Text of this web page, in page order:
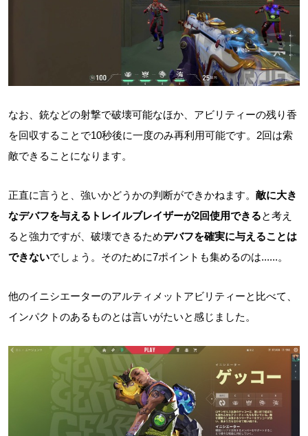
なお、銃などの射撃で破壊可能なほか、アビリティーの残り香
を回収することで10秒後に一度のみ再利用可能です。2回は索
敵できることになります。
正直に言うと、強いかどうかの判断ができかねます。 敵に大き
なデバフを与えるトレイルブレイザーが2回使用できると考え
ると強力ですが、破壊できるためデバフを確実に与えることは
できないでしょう。そのために7ポイントも集めるのは......。
他のイニシエーターのアルティメットアビリティーと比べて、
インパクトのあるものとは言いがたいと感じました。